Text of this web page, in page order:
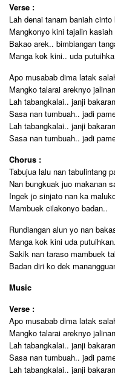
Verse :
Lah denai tanam baniah
Mangkonyo kini tajalin
Bakao arek.. bimbiangan
Manga kok kini.. uda
Apo musabab dima latak
Mangko talarai areknyo
Lah tabangkalai.. janji
Sasa nan tumbuah.. jadi
Lah tabangkalai.. janji
Sasa nan tumbuah.. jadi
Chorus :
Tabujua lalu nan tabulintang
Nan bungkuak juo makanan
Ingek jo sinjato nan ka
Mambuek cilakonyo badan..
Rundiangan alun yo nan
Manga kok kini uda
Sakik nan taraso mambuek
Badan diri ko dek
Music
Verse :
Apo musabab dima latak
Mangko talarai areknyo
Lah tabangkalai.. janji
Sasa nan tumbuah.. jadi
Lah tabangkalai.. janji